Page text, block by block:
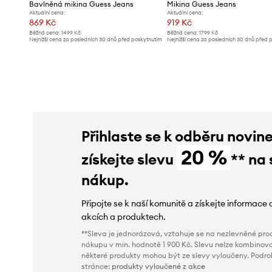
Bavlněná mikina Guess Jeans
Aktuální cena:
869 Kč
Běžná cena: 1499 Kč
Nejnižší cena za posledních 30 dnů před poskytnutím
Mikina Guess Jeans
Aktuální cena:
919 Kč
Běžná cena:1799 Kč
Nejnižší cena za posledních 30 dnů před
Přihlaste se k odběru
získejte slevu 20 % ** na
nákup.
Připojte se k naší komunitě a získejte informace
akcích a produktech.
**Sleva je jednorázová, vztahuje se na nezlevněné
nákupu v min. hodnotě 1 900 Kč. Slevu nelze
některé produkty mohou být ze slevy vyloučeny.
stránce: produkty vyloučené z akce